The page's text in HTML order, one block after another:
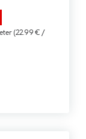
(22.99 € /